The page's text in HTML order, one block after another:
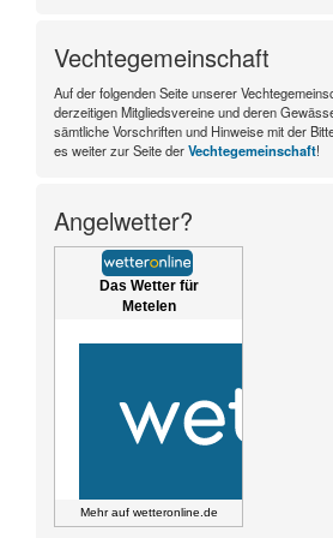
Vechtegemeinschaft
Auf der folgenden Seite unserer
derzeitigen Mitgliedsvereine und deren
sämtliche Vorschriften und Hinweise mit der
es weiter zur Seite derVechtegemeinschaft!
Angelwetter?
Das Wetter für
Metelen
Mehr auf wetteronline.de